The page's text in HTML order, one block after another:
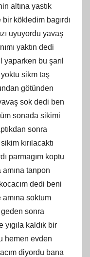
altına yastık
bir kökledim bagırdı
uyuyordu yavaş
yaktın dedi
bu şarıl
yoktu sikm taş
götünden
sok dedi ben
sonada sikimi
sonra
kırılacaktı
parmagım koptu
amına tanpon
dedi beni
soktum
sonra
kaldık bir
hemen evden
diyordu bana